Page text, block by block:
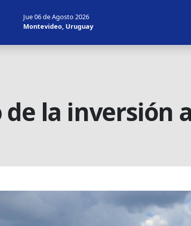
Jue 06 de Agosto 2026
Montevideo, Uruguay
de la inversión